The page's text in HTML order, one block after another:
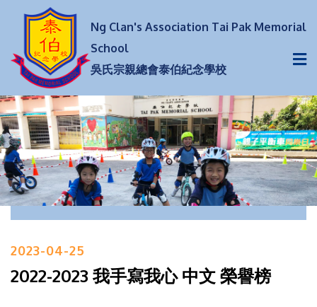
Ng Clan's Association Tai Pak Memorial
School
吳氏宗親總會泰伯紀念學校
2023-04-25
2022-2023 我手寫我心 中文 榮譽榜